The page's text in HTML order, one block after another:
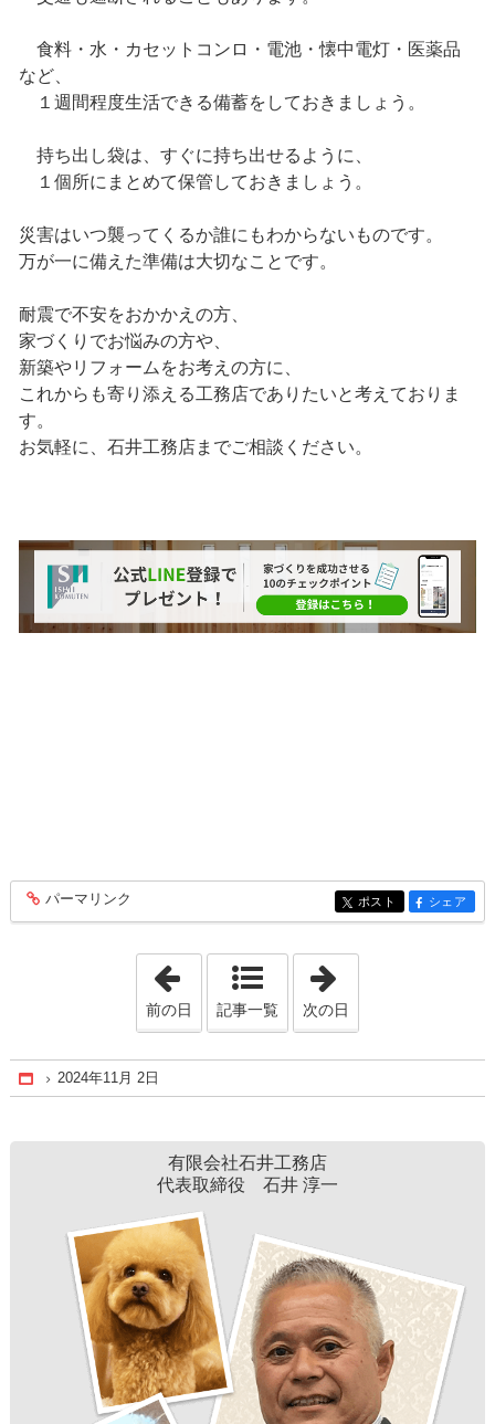
食料・水・カセットコンロ・電池・懐中電灯・医薬品
など、
１週間程度生活できる備蓄をしておきましょう。
持ち出し袋は、すぐに持ち出せるように、
１個所にまとめて保管しておきましょう。
災害はいつ襲ってくるか誰にもわからないものです。
万が一に備えた準備は大切なことです。
耐震で不安をおかかえの方、
家づくりでお悩みの方や、
新築やリフォームをお考えの方に、
これからも寄り添える工務店でありたいと考えておりま
す。
お気軽に、石井工務店までご相談ください。
entry329
パーマリンク entry329
ポスト entry329
シェア
「2024年10月 7日」
前の日 記事一覧 次の日
Home
2024年11月 2日
有限会社石井工務店
代表取締役 石井 淳一